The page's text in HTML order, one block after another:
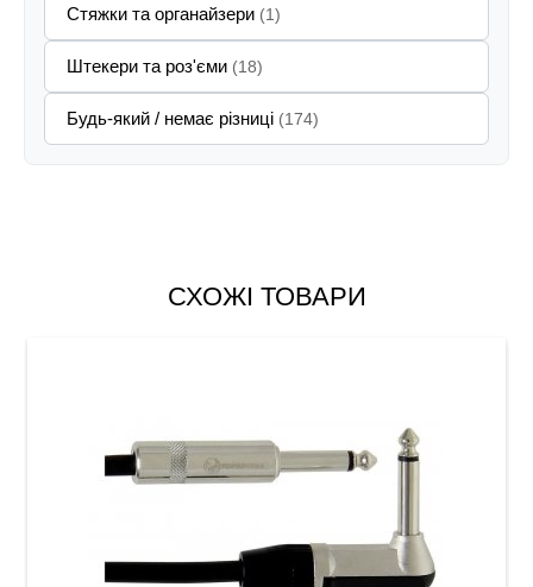
Стяжки та органайзери (1)
Штекери та роз'єми (18)
Будь-який / немає різниці (174)
СХОЖІ ТОВАРИ